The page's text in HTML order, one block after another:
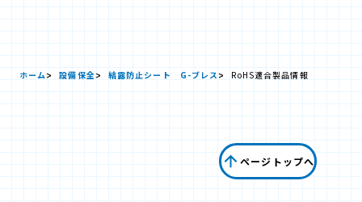
ホーム 設備保全 結露防止シート G-ブレス RoHS適合製品情報
ページトップへ